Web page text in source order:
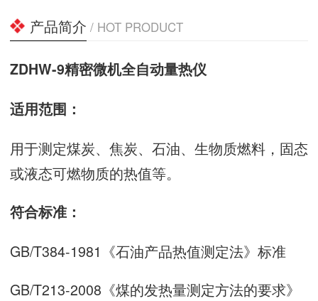
产品简介 / HOT PRODUCT
ZDHW-9精密微机全自动量热仪
适用范围：
用于测定煤炭、焦炭、石油、生物质燃料，固态
或液态可燃物质的热值等。
符合标准：
GB/T384-1981《石油产品热值测定法》标准
GB/T213-2008《煤的发热量测定方法的要求》